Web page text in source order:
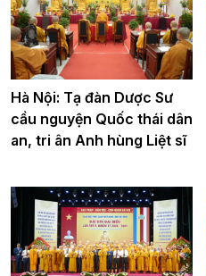
Hà Nội: Tạ đàn Dược Sư
cầu nguyện Quốc thái dân
an, tri ân Anh hùng Liệt sĩ